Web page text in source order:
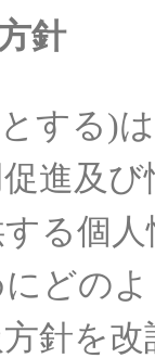
針
とする)は
進及 び
する個人
どの
方針を改